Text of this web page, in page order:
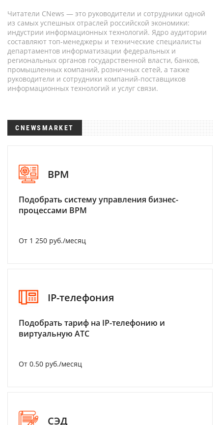
Читатели CNews — это руководители и сотрудники одной
из самых успешных отраслей российской экономики:
индустрии информационных технологий. Ядро аудитории
составляют топ-менеджеры и технические специалисты
департаментов информатизации федеральных и
региональных органов государственной власти, банков,
промышленных компаний, розничных сетей, а также
руководители и сотрудники компаний-поставщиков
информационных технологий и услуг связи.
CNEWSMARKET
BPM
Подобрать систему управления бизнес-
процессами BPM
От 1 250 руб./месяц
IP-телефония
Подобрать тариф на IP-телефонию и
виртуальную АТС
От 0.50 руб./месяц
СЭД